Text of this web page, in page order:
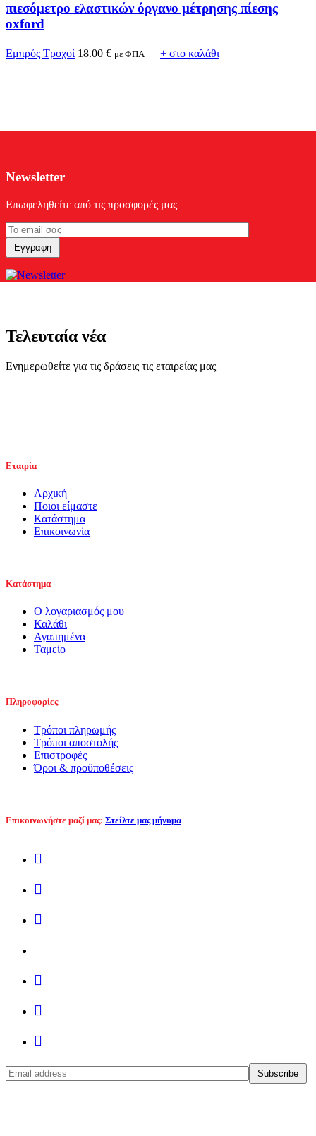
πιεσόμετρο ελαστικών όργανο μέτρησης πίεσης
oxford
Εμπρός Τροχοί 18.00 € με ΦΠΑ + στο καλάθι
Newsletter
Επωφεληθείτε από τις προσφορές μας
Τελευταία νέα
Ενημερωθείτε για τις δράσεις τις εταιρείας μας
Εταιρία
Αρχική
Ποιοι είμαστε
Κατάστημα
Επικοινωνία
Κατάστημα
Ο λογαριασμός μου
Καλάθι
Αγαπημένα
Ταμείο
Πληροφορίες
Τρόποι πληρωμής
Τρόποι αποστολής
Επιστροφές
Όροι & προϋποθέσεις
Επικοινωνήστε μαζί μας: Στείλτε μας μήνυμα